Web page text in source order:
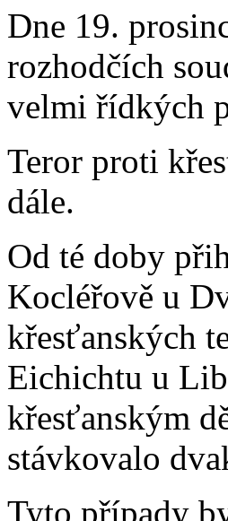
Dne 19.
rozhodčích
velmi řídkých
Teror proti
dále.
Od té doby
Kocléřově u
křesťanských
Eichichtu u
křesťanským
stávkovalo
Tyto případy